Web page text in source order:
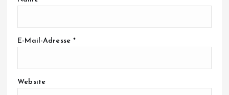
E-Mail-Adresse*
Website